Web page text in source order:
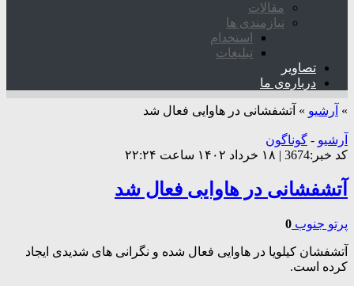
مقالات
نیازمندی ها
استخدام
تبلیغات
تصاویر
درباره‌ی ما
» آرشیو » آتشفشانی در هاوایی فعال شد
آرشیو - گوناگون
کد خبر:3674 | ۱۸ خرداد ۱۴۰۲ ساعت ۲۲:۲۴
آتشفشانی در هاوایی فعال شد
پرتو جنوب 0
آتشفشان کیلویا در هاوایی فعال شده و نگرانی های شدیدی ایجاد
کرده است.